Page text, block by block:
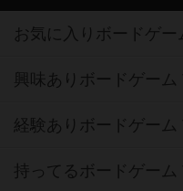
お気に入りボードゲー
興味ありボードゲー
経験ありボードゲーム
持ってるボードゲーム